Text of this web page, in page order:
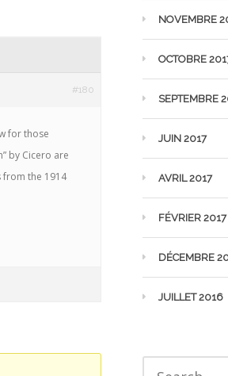
#180
for those
by Cicero are
from the 1914
NOVEMBRE
OCTOBRE
SEPTEMBRE
JUIN 2017
AVRIL 2017
FÉVRIER 2017
DÉCEMBRE
JUILLET 2016